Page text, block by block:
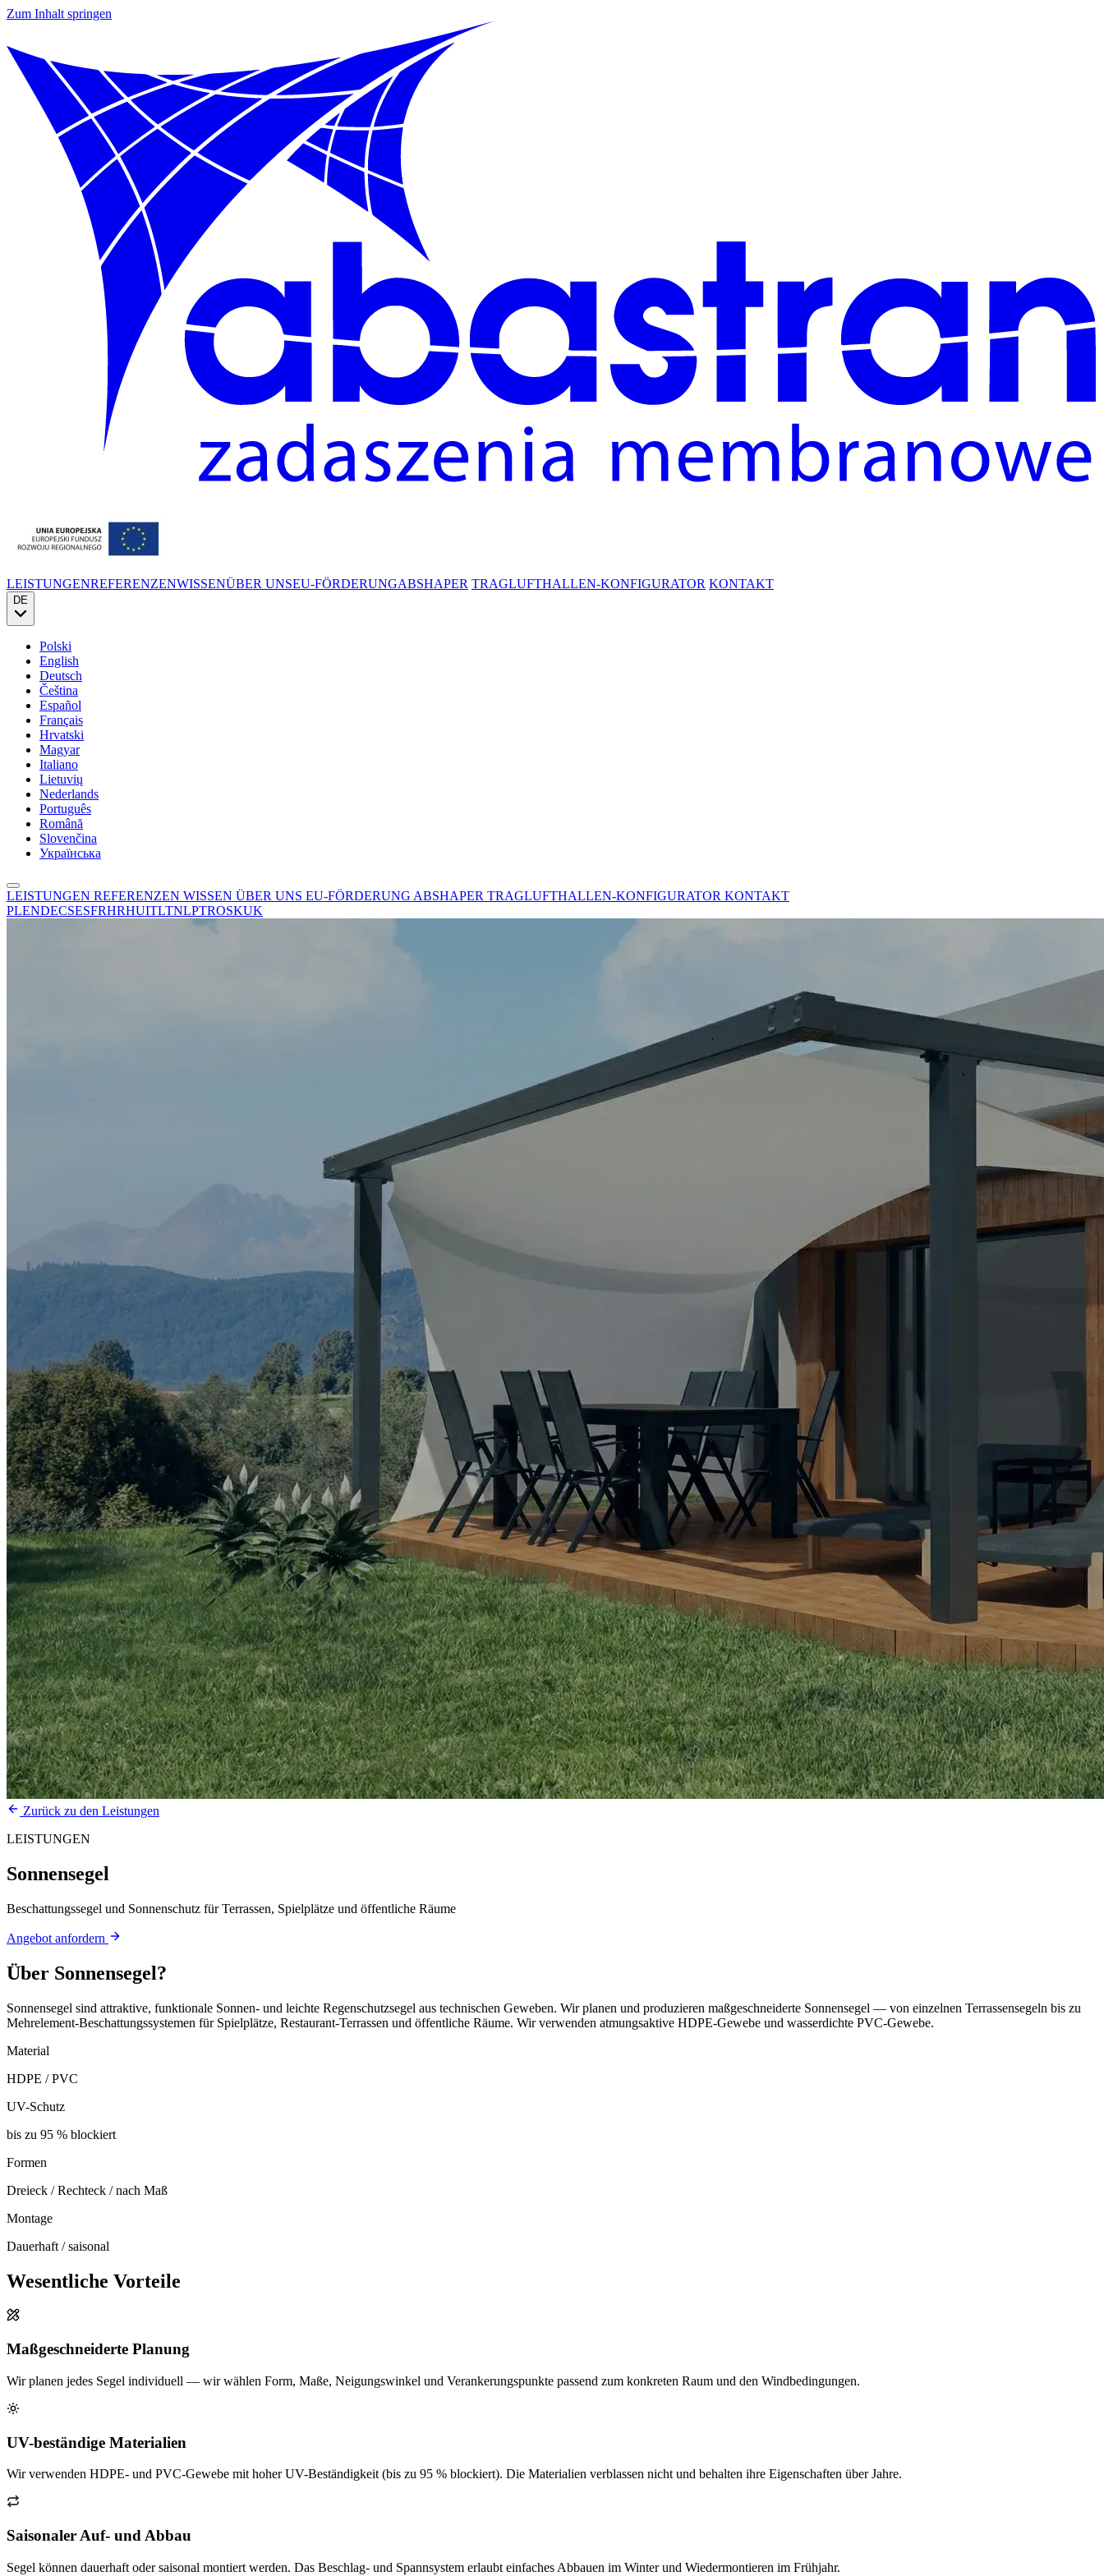
Zum Inhalt springen
LEISTUNGENREFERENZENWISSENÜBER UNSEU-FÖRDERUNGABSHAPER TRAGLUFTHALLEN-KONFIGURATOR KONTAKT
DE
Polski
English
Deutsch
Čeština
Español
Français
Hrvatski
Magyar
Italiano
Lietuvių
Nederlands
Português
Română
Slovenčina
Українська
LEISTUNGEN REFERENZEN WISSEN ÜBER UNS EU-FÖRDERUNG ABSHAPER TRAGLUFTHALLEN-KONFIGURATOR KONTAKT
PLENDECSESFRHRHUITLTNLPTROSKUK
Zurück zu den Leistungen
LEISTUNGEN
Sonnensegel
Beschattungssegel und Sonnenschutz für Terrassen, Spielplätze und öffentliche Räume
Angebot anfordern
Über Sonnensegel?
Sonnensegel sind attraktive, funktionale Sonnen- und leichte Regenschutzsegel aus technischen Geweben. Wir planen und produzieren maßgeschneiderte Sonnensegel — von einzelnen Terrassensegeln bis zu
Mehrelement-Beschattungssystemen für Spielplätze, Restaurant-Terrassen und öffentliche Räume. Wir verwenden atmungsaktive HDPE-Gewebe und wasserdichte PVC-Gewebe.
Material
HDPE / PVC
UV-Schutz
bis zu 95 % blockiert
Formen
Dreieck / Rechteck / nach Maß
Montage
Dauerhaft / saisonal
Wesentliche Vorteile
Maßgeschneiderte Planung
Wir planen jedes Segel individuell — wir wählen Form, Maße, Neigungswinkel und Verankerungspunkte passend zum konkreten Raum und den Windbedingungen.
UV-beständige Materialien
Wir verwenden HDPE- und PVC-Gewebe mit hoher UV-Beständigkeit (bis zu 95 % blockiert). Die Materialien verblassen nicht und behalten ihre Eigenschaften über Jahre.
Saisonaler Auf- und Abbau
Segel können dauerhaft oder saisonal montiert werden. Das Beschlag- und Spannsystem erlaubt einfaches Abbauen im Winter und Wieder­montieren im Frühjahr.